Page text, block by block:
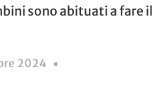
sono abituati a
2024